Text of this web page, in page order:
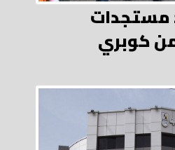
مستجدات
من كوبري